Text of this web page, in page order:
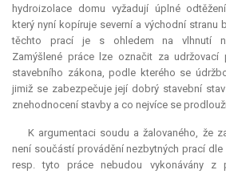
hydroizolace domu vyžadují úplné
který nyní kopíruje severní a východní stranu
těchto prací je s ohledem na vlhnutí
Zamýšlené práce lze označit za
stavebního zákona, podle kterého se
jimiž se zabezpečuje její dobrý stavební
znehodnocení stavby a co nejvíce se
K argumentaci soudu a žalovaného, že
není součástí provádění nezbytných prací
resp. tyto práce nebudou vykonávány z